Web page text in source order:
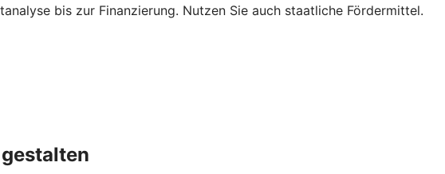
bis zur Finanzierung. Nutzen Sie auch staatliche Fördermittel.